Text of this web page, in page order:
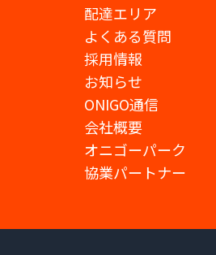
配達エリア
よくある質問
採用情報
お知らせ
ONIGO通信
会社概要
オニゴーパーク
協業パートナー